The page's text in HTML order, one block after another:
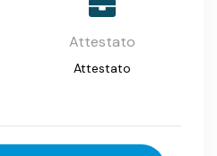
Attestato
Attestato